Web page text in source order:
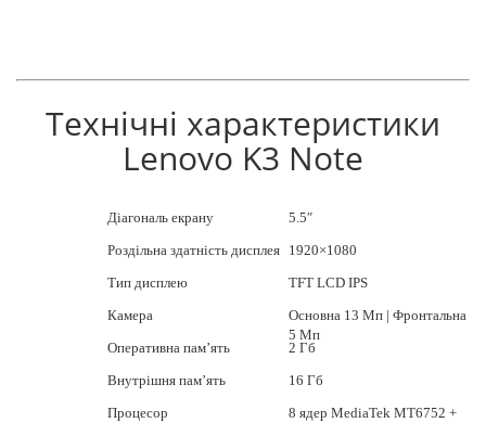
Технічні характеристики
Lenovo K3 Note
Діагональ екрану
Роздільна здатність дисплея
Тип дисплею
Камера
Оперативна пам’ять
Внутрішня пам’ять
Процесор
5.5″
1920×1080
TFT LCD IPS
Основна 13 Мп | Фронтальна
5 Мп
2 Гб
16 Гб
8 ядер MediaTek MT6752 +